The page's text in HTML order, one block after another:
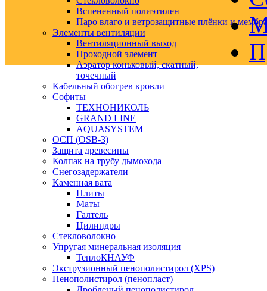
Вспененный полиэтилен
Паро влаго и ветрозащитные плёнки и
Элементы вентиляции
Вентиляционный выход
Проходной элемент
Аэратор коньковый, скатный,
точечный
Кабельный обогрев кровли
Софиты
ТЕХНОНИКОЛЬ
GRAND LINE
AQUASYSTEM
ОСП (OSB-3)
Защита древесины
Колпак на трубу дымохода
Снегозадержатели
Каменная вата
Плиты
Маты
Галтель
Цилиндры
Стекловолокно
Упругая минеральная изоляция
ТеплоКНАУФ
Экструзионный пенополистирол (XPS)
Пенополистирол (пенопласт)